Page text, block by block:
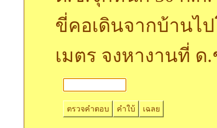
ขี่คอเดินจากบ้านไป
เมตร จงหางานที่
ตรวจคำตอบ คำใบ้ เฉลย